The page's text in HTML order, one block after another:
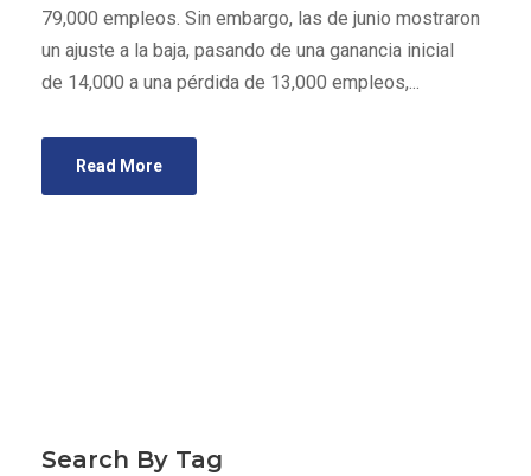
79,000 empleos. Sin embargo, las de junio mostraron
un ajuste a la baja, pasando de una ganancia inicial
de 14,000 a una pérdida de 13,000 empleos,...
Read More
Search By Tag